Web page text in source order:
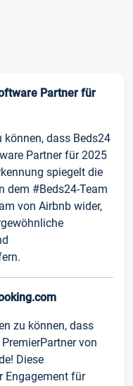
Partner für
können, dass Beds24
Partner für 2025
spiegelt die
dem #Beds24-Team
von Airbnb wider,
zu können, dass
von
Diese
Engagement für